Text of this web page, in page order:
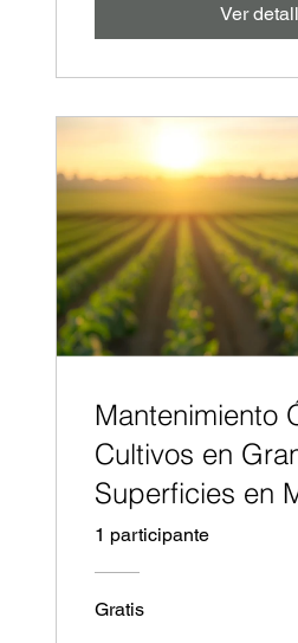
Ver
Mantenimiento
Cultivos en
Superficies en
1 participante
Gratis